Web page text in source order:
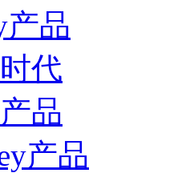
产品
代
品
产品